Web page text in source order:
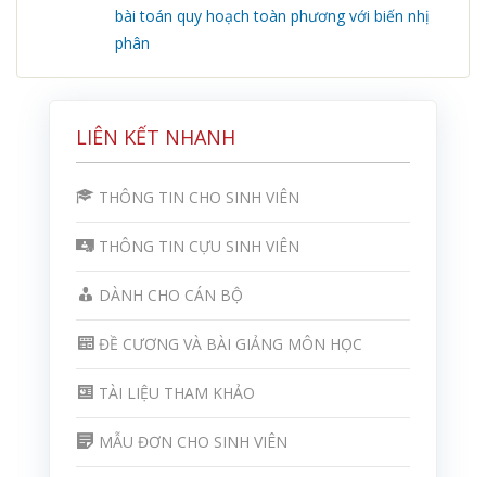
LIÊN KẾT NHANH
THÔNG TIN CHO SINH VIÊN
THÔNG TIN CỰU SINH VIÊN
DÀNH CHO CÁN BỘ
ĐỀ CƯƠNG VÀ BÀI GIẢNG MÔN HỌC
TÀI LIỆU THAM KHẢO
MẪU ĐƠN CHO SINH VIÊN
bài toán quy hoạch toàn phương với biến nhị
phân